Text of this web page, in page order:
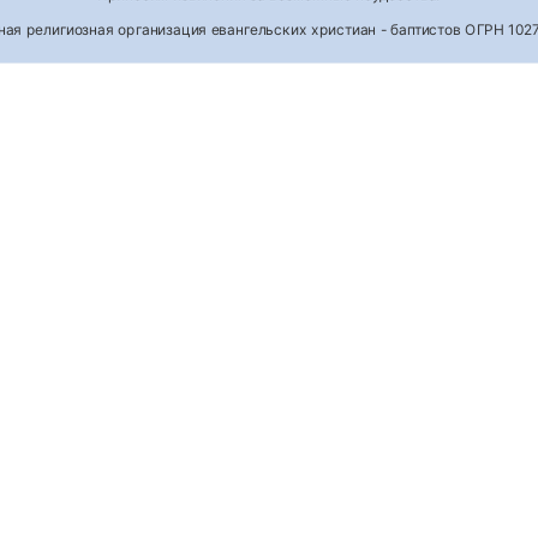
религиозная организация евангельских христиан - баптистов ОГРН